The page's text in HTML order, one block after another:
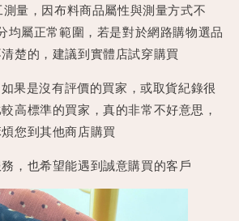
量，因布料商品屬性與測量方式不
均屬正常範圍，若是對於網路購物選品
楚的，建議到實體店試穿購買
果是沒有評價的買家，或取貨紀錄很
高標準的買家，真的非常不好意思，
您到其他商店購買
，也希望能遇到誠意購買的客戶